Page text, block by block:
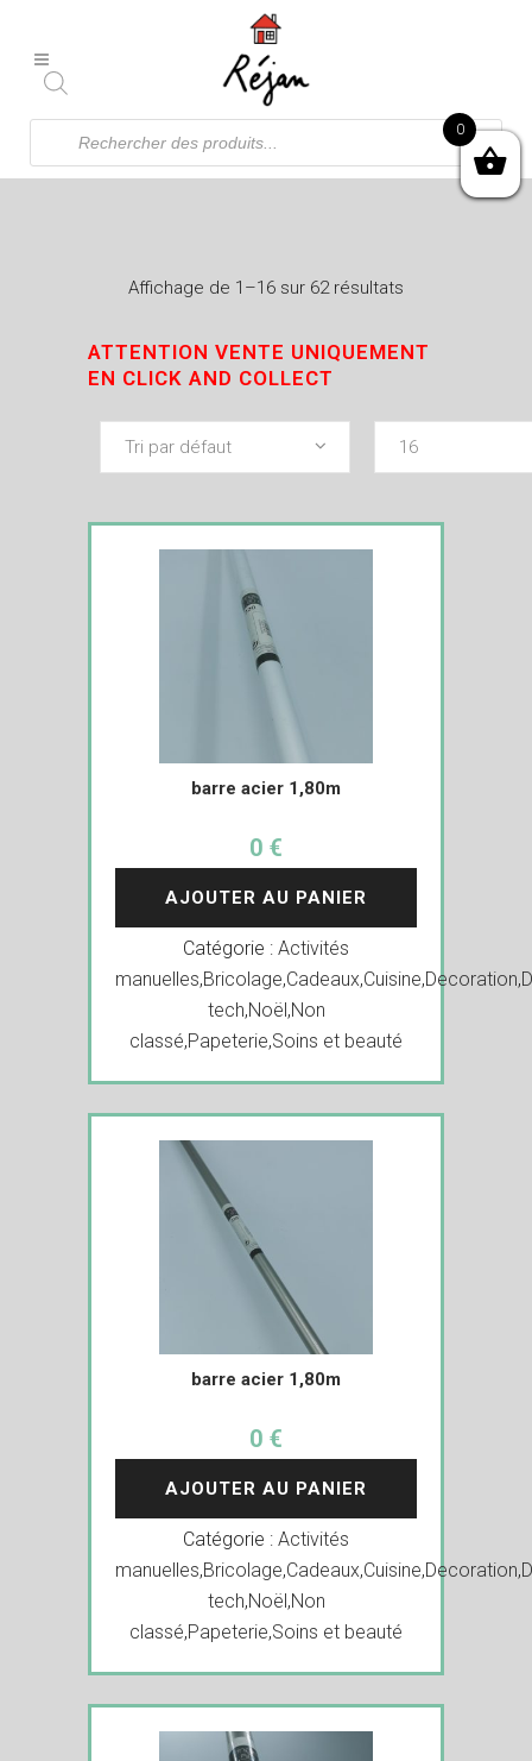
Recherche
produits
Affichage de 1–16 sur 62 résultats
ATTENTION VENTE UNIQUEMENT
EN CLICK AND COLLECT
Tri par défaut 16
barre acier 1,80m
0 €
AJOUTER AU PANIER
Catégorie : Activités
manuelles,Bricolage,Cadeaux,Cuisine,Decoration,
tech,Noël,Non
classé,Papeterie,Soins et beauté
barre acier 1,80m
0 €
AJOUTER AU PANIER
Catégorie : Activités
manuelles,Bricolage,Cadeaux,Cuisine,Decoration,
tech,Noël,Non
classé,Papeterie,Soins et beauté
0